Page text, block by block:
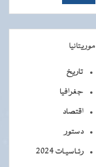
موريتانيا
تاريخ
جغرافيا
اقتصاد
دستور
رئـاسيـات 2024